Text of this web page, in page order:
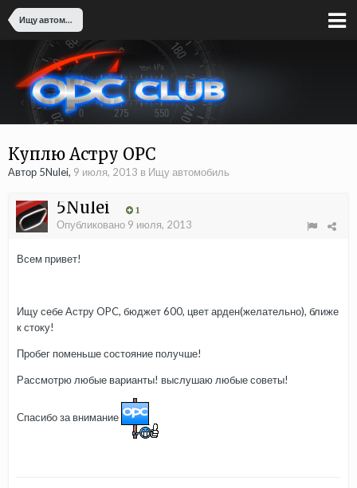
Ищу автомобиль
Куплю Астру OPC
Автор 5Nulei, 9 июля, 2013 в Ищу автомобиль
5Nulei 1
Опубликовано 9 июля, 2013
Всем привет!
Ищу себе Астру OPC, бюджет 600, цвет арден(желательно), ближе
к стоку!
Пробег поменьше состояние получше!
Рассмотрю любые варианты! выслушаю любые советы!
Спасибо за внимание